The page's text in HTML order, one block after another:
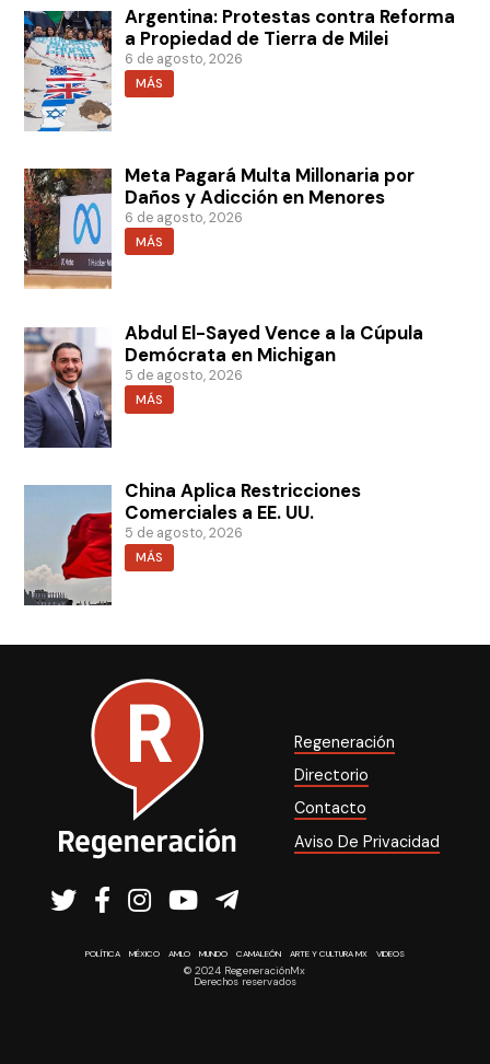
Argentina: Protestas contra Reforma
a Propiedad de Tierra de Milei
6 de agosto, 2026
MÁS
Meta Pagará Multa Millonaria por
Daños y Adicción en Menores
6 de agosto, 2026
MÁS
Abdul El-Sayed Vence a la Cúpula
Demócrata en Michigan
5 de agosto, 2026
MÁS
China Aplica Restricciones
Comerciales a EE. UU.
5 de agosto, 2026
MÁS
Regeneración
Directorio
Contacto
Aviso De Privacidad
POLÍTICA MÉXICO AMLO MUNDO CAMALEÓN ARTE Y CULTURA MX VIDEOS
© 2024 RegeneraciónMx
Derechos reservados